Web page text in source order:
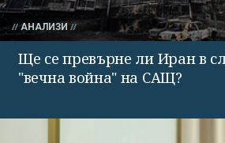
АНАЛИЗИ
Ще се превърне ли Иран в
"вечна война" на САЩ?